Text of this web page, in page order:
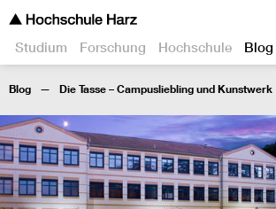
Studium Forschung Hochschule Blog
Blog Die Tasse – Campusliebling und Kunstwerk